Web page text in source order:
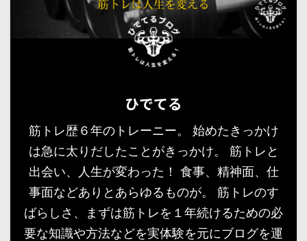
ひでてる
筋トレ歴６年のトレーニー。 始めたきっかけ
は急に太りだしたことがきっかけ。 筋トレと
出会い、人生が変わった！ 食事、精神面、仕
事面などありとあらゆるものが。 筋トレのす
ばらしさ、まずは筋トレを１年続けるための必
要な知識や方法などを実体験を元にブログを運